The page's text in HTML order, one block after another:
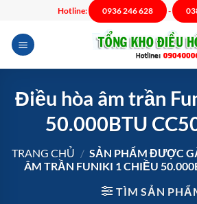
nội
dung
Hotline: 0936 246 628 -
Điều hòa âm trần
50.000BTU
TRANG CHỦ / SẢN PHẨM ĐƯỢC
ÂM TRẦN FUNIKI 1 CHIỀU
TÌM SẢN